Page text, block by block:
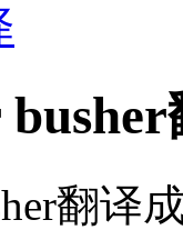
翻译